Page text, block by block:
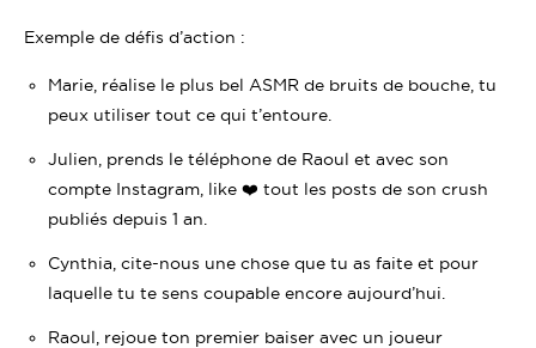
Exemple de défis d’action :
Marie, réalise le plus bel ASMR de bruits de bouche, tu
peux utiliser tout ce qui t’entoure.
Julien, prends le téléphone de Raoul et avec son
compte Instagram, like ❤️ tout les posts de son crush
publiés depuis 1 an.
Cynthia, cite-nous une chose que tu as faite et pour
laquelle tu te sens coupable encore aujourd’hui.
Raoul, rejoue ton premier baiser avec un joueur